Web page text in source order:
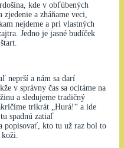
kde v obľúbených
zjedenie a zháňame veci,
nejdeme a pri vlastných
Jedno je jasné budíček
neprší a nám sa darí
v správny čas sa ocitáme na
a sledujeme tradičný
trikrát „Hurá!“ a ide
spadnú zatiaľ
popisovať, kto tu už raz bol to
koži.